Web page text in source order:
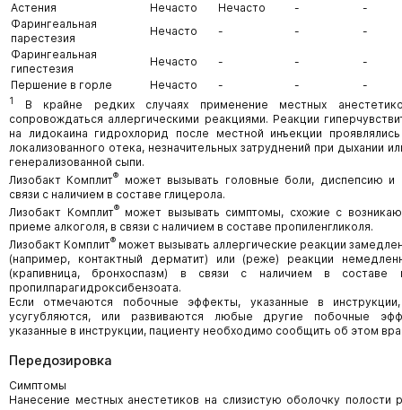
Астения
Нечасто Нечасто -
-
Фарингеальная
парестезия
Нечасто - -
-
Фарингеальная
гипестезия
Нечасто - -
-
Першение в горле
Нечасто - - -
1
В крайне редких случаях применение местных
сопровождаться аллергическими реакциями. Реакции
на лидокаина гидрохлорид после местной инъекции
локализованного отека, незначительных затруднений при дыхании
генерализованной сыпи.
Лизобакт Комплит®
может вызывать головные боли, диспепсию
связи с наличием в составе глицерола.
Лизобакт Комплит®может вызывать симптомы, схожие с
приеме алкоголя, в связи с наличием в составе пропиленгликоля.
Лизобакт Комплит® может вызывать аллергические реакции
(например, контактный дерматит) или (реже) реакции
(крапивница, бронхоспазм) в связи с наличием в составе
пропилпарагидроксибензоата.
Если отмечаются побочные эффекты, указанные в
усугубляются, или развиваются любые другие побочные
указанные в инструкции, пациенту необходимо сообщить об этом
Передозировка
Симптомы
Нанесение местных анестетиков на слизистую оболочку полости